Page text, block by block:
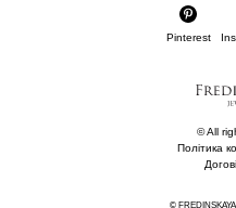
Pinterest
© All
Політика
©